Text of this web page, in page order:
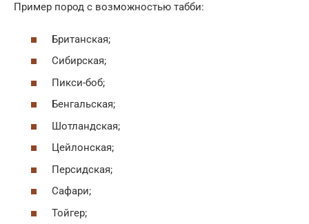
Пример пород с возможностью табби:
Британская;
Сибирская;
Пикси-боб;
Бенгальская;
Шотландская;
Цейлонская;
Персидская;
Сафари;
Тойгер;